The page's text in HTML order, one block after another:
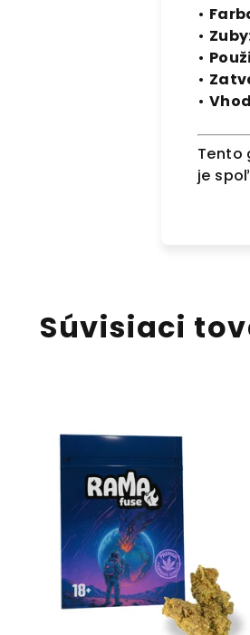
•
•
•
•
•
Tento
je
Súvisiaci